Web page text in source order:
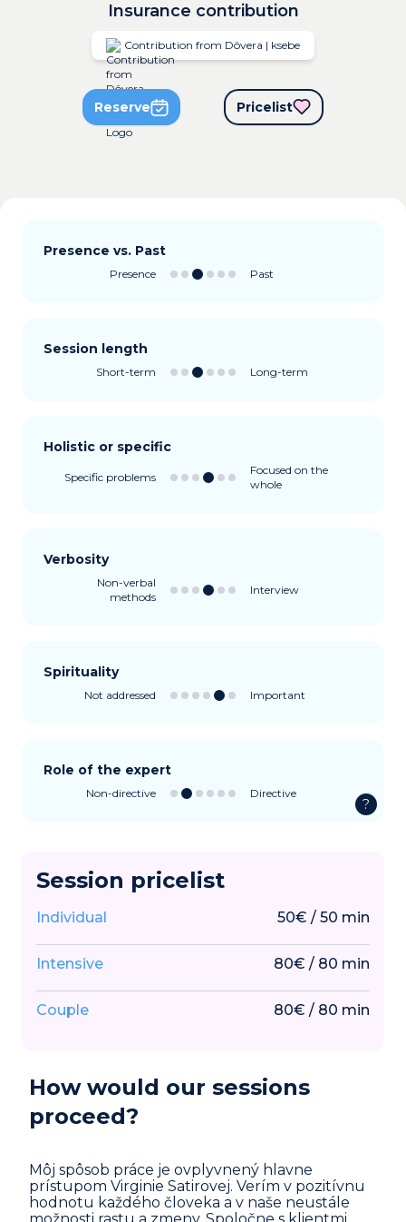
Insurance contribution
Contribution from Dôvera | ksebe
Reserve Pricelist
Presence vs. Past
Presence Past
Session length
Short-term Long-term
Holistic or specific
Specific problems
Focused on the
whole
Verbosity
Non-verbal
methods
Interview
Spirituality
Not addressed Important
Role of the expert
Non-directive Directive
?
Session pricelist
Individual 50€ / 50 min
Intensive 80€ / 80 min
Couple 80€ / 80 min
How would our sessions
proceed?
Môj spôsob práce je ovplyvnený hlavne
prístupom Virginie Satirovej. Verím v pozitívnu
hodnotu každého človeka a v naše neustále